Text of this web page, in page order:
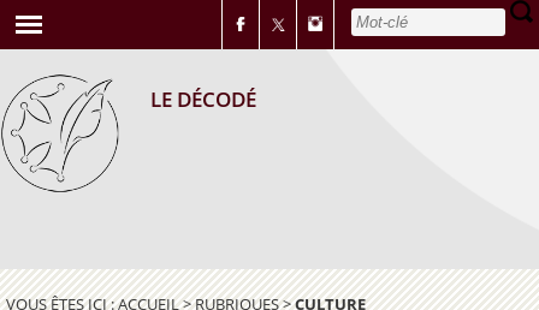
LE DÉCODÉ
VOUS ÊTES ICI :ACCUEIL>RUBRIQUES>CULTURE